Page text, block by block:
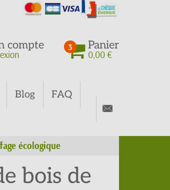
compte 3 Panier
0,00 €
Blog FAQ
écologique
bois de